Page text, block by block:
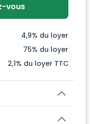
4,9% du loyer
75% du loyer
2,1% du loyer TTC
vous